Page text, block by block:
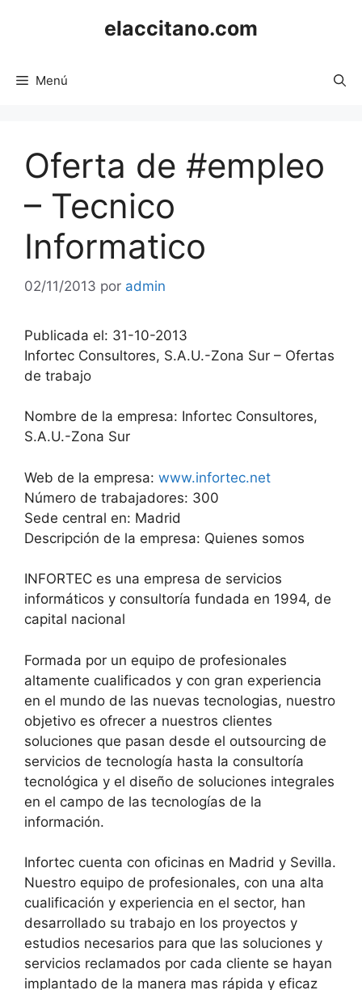
elaccitano.com
Menú
Oferta de #empleo
– Tecnico
Informatico
02/11/2013 por admin
Publicada el: 31-10-2013
Infortec Consultores, S.A.U.-Zona Sur – Ofertas
de trabajo
Nombre de la empresa: Infortec Consultores,
S.A.U.-Zona Sur
Web de la empresa: www.infortec.net
Número de trabajadores: 300
Sede central en: Madrid
Descripción de la empresa: Quienes somos
INFORTEC es una empresa de servicios
informáticos y consultoría fundada en 1994, de
capital nacional
Formada por un equipo de profesionales
altamente cualificados y con gran experiencia
en el mundo de las nuevas tecnologias, nuestro
objetivo es ofrecer a nuestros clientes
soluciones que pasan desde el outsourcing de
servicios de tecnología hasta la consultoría
tecnológica y el diseño de soluciones integrales
en el campo de las tecnologías de la
información.
Infortec cuenta con oficinas en Madrid y Sevilla.
Nuestro equipo de profesionales, con una alta
cualificación y experiencia en el sector, han
desarrollado su trabajo en los proyectos y
estudios necesarios para que las soluciones y
servicios reclamados por cada cliente se hayan
implantado de la manera mas rápida y eficaz